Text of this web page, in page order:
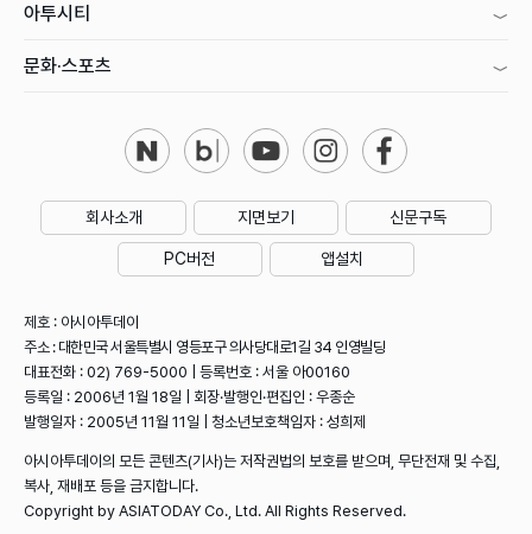
아투시티
문화·스포츠
회사소개 지면보기 신문구독
PC버전 앱설치
제호 : 아시아투데이
주소 : 대한민국 서울특별시 영등포구 의사당대로1길 34 인영빌딩
대표전화 : 02) 769-5000 | 등록번호 : 서울 아00160
등록일 : 2006년 1월 18일 | 회장·발행인·편집인 : 우종순
발행일자 : 2005년 11월 11일 | 청소년보호책임자 : 성희제
아시아투데이의 모든 콘텐츠(기사)는 저작권법의 보호를 받으며, 무단전재 및 수집,
복사, 재배포 등을 금지합니다.
Copyright by ASIATODAY Co., Ltd. All Rights Reserved.